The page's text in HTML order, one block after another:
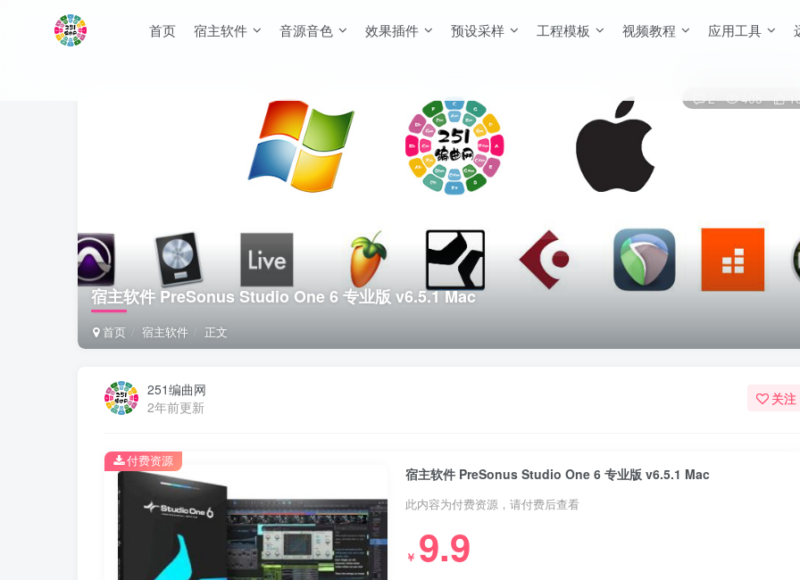
首页 宿主软件 音源音色 效果插件 预设采样 工程模板 视频教程 应用工具
宿主软件 PreSonus Studio One 6 专业版 v6.5.1 Mac
首页 宿主软件 正文
2 405
251编曲网
2年前更新
关注
宿主软件 PreSonus Studio One 6 专业版 v6.5.1 Mac
此内容为付费资源，请付费后查看
￥ 9.9
付费资源